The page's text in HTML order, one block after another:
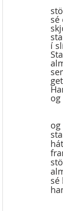
í
sé